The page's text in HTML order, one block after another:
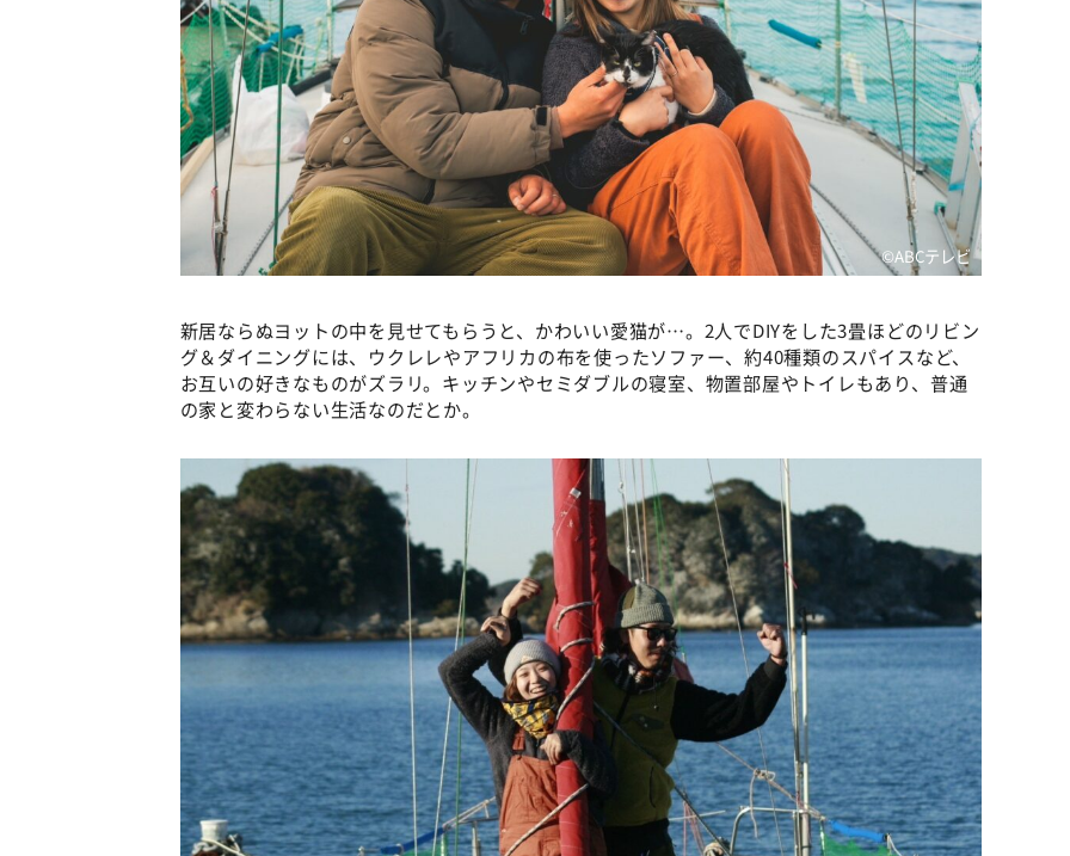
©ABCテレビ
新居ならぬヨットの中を見せてもらうと、かわいい愛猫が…。2人でDIYをした3畳ほどのリビン
グ＆ダイニングには、ウクレレやアフリカの布を使ったソファー、約40種類のスパイスなど、
お互いの好きなものがズラリ。キッチンやセミダブルの寝室、物置部屋やトイレもあり、普通
の家と変わらない生活なのだとか。